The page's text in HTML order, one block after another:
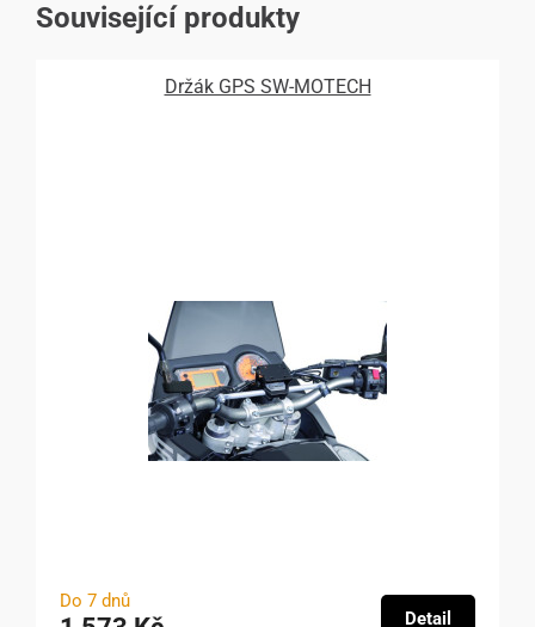
Související produkty
Držák GPS SW-MOTECH
Do 7 dnů
Detail